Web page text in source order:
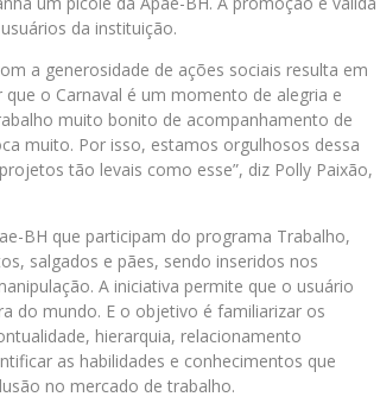
da instituição.
a generosidade de ações sociais resulta em
o Carnaval é um momento de alegria e
muito bonito de acompanhamento de
muito. Por isso, estamos orgulhosos dessa
tão levais como esse”, diz Polly Paixão,
BH que participam do programa Trabalho,
salgados e pães, sendo inseridos nos
A iniciativa permite que o usuário
do mundo. E o objetivo é familiarizar os
hierarquia, relacionamento
as habilidades e conhecimentos que
no mercado de trabalho.